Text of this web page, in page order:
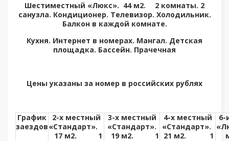
Шестиместный «Люкс». 44 м2. 2 комнаты. 2
санузла. Кондиционер. Телевизор. Холодильник.
Балкон в каждой комнате.
Кухня. Интернет в номерах. Мангал. Детская
площадка. Бассейн. Прачечная
Цены указаны за номер в российских рублях
График
заездов
2-х местный
«Стандарт».
17 м2. 1
3-х местный
«Стандарт».
19 м2. 1
4-х местный
«Стандарт».
21 м2. 1
6-